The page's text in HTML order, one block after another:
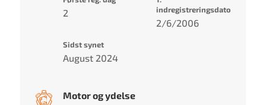
2
indregistreringsdato
2/6/2006
Sidst synet
August 2024
Motor og ydelse